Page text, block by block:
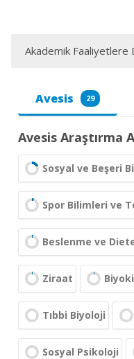
Akademik Faaliyetlere
Avesis 29
Avesis Araştırma
Sosyal ve Beşeri
Spor Bilimleri ve
Beslenme ve
Ziraat
Tıbbi Biyoloji
Sosyal Psikoloji